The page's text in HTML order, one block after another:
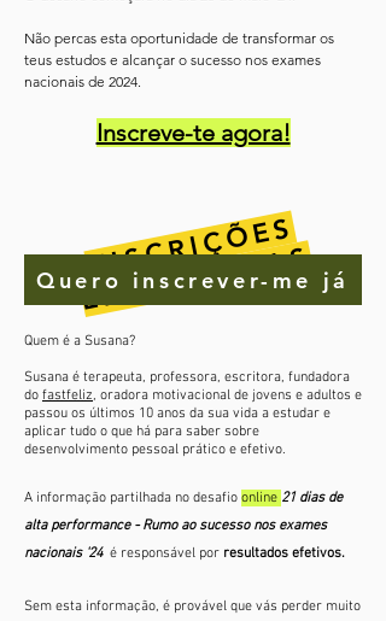
Não percas esta oportunidade de transformar os
teus estudos e alcançar o sucesso nos exames
nacionais de 2024.
Inscreve-te agora!
I
N
S
C
R
I
Ç
Õ
E
S
E
N
C
E
R
R
A
D
A
S
Quero inscrever-me já
Quem é a Susana?
Susana é terapeuta, professora, escritora, fundadora
do fastfeliz, oradora motivacional de jovens e adultos e
passou os últimos 10 anos da sua vida a estudar e
aplicar tudo o que há para saber sobre
desenvolvimento pessoal prático e efetivo. ​
A informação partilhada no desafio online 21 dias de
alta performance - Rumo ao sucesso nos exames
nacionais '24é responsável por resultados efetivos​.
Sem esta informação, é provável que vás perder muito